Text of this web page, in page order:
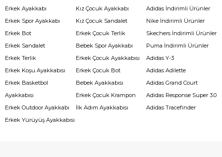
Erkek Ayakkabı
Erkek Spor Ayakkabı
Erkek Bot
Erkek Sandalet
Erkek Terlik
Erkek Koşu Ayakkabısı
Erkek Basketbol
Ayakkabısı
Erkek Outdoor Ayakkabı
Erkek Yürüyüş Ayakkabısı
Kız Çocuk Ayakkabı
Kız Çocuk Sandalet
Erkek Çocuk Terlik
Bebek Spor Ayakkabı
Erkek Çocuk Ayakkabısı
Erkek Çocuk Bot
Bebek Ayakkabısı
Erkek Çocuk Krampon
İlk Adım Ayakkabısı
Adidas İndirimli Ürünler
Nike İndirimli Ürünler
Skechers İndirimli Ürünler
Puma İndirimli Ürünler
Adidas Y-3
Adidas Adilette
Adidas Grand Court
Adidas Response Super 3.0
Adidas Tracefinder